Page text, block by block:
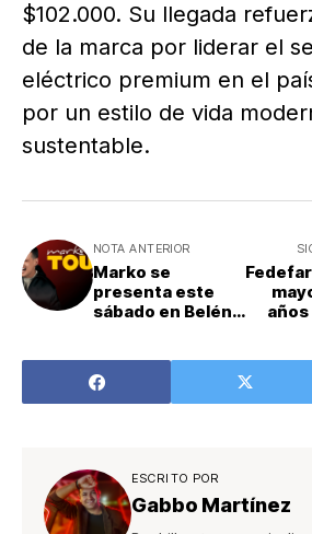
$102.000. Su llegada
de la marca por liderar el
eléctrico premium en el
por un estilo de vida
sustentable.
NOTA ANTERIOR
Marko se
presenta este
sábado en Belén
local
ESCRITO POR
Gabbo Martínez